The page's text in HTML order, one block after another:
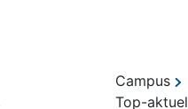
Campus
Top-